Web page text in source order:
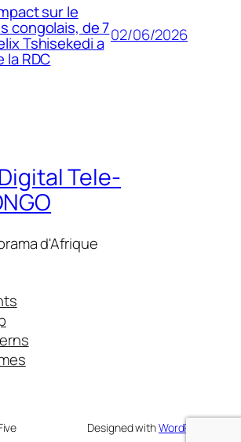
sur le
congolais, de 7
Tshisekedi a
la RDC
02/06/2026
Tele-
d'Afrique
Designed withWordPress